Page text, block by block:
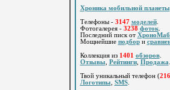
Хроника мобильной планеты
Телефоны - 3147 моделей.
Фотогалерея - 3238 фоток.
Последний писк от
Мощнейшие подбори
Коллекция из 1401 обзоров.
Отзывы
Рейтинги, Продажа
Твой уникальный телефон (
Логотипы
SMS.